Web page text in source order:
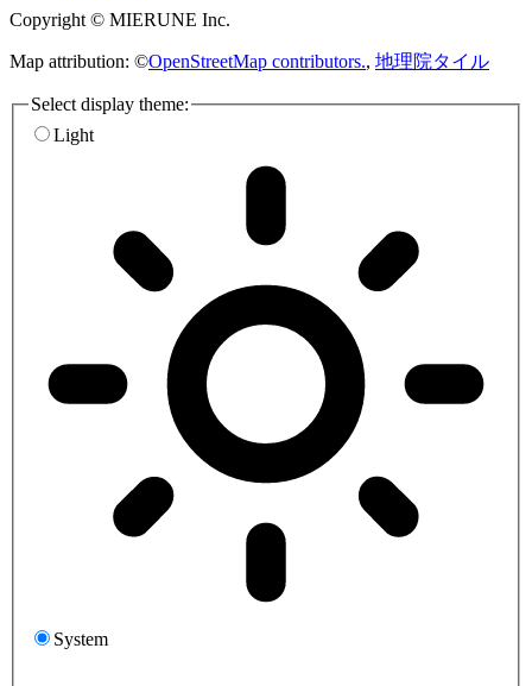
Copyright © MIERUNE Inc.
Map attribution: ©OpenStreetMap contributors., 地理院タイル
Select display theme:
Light
System